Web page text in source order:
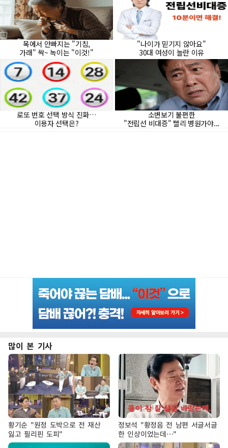
많이 본 기사
황기순 "원정 도박으로 전 재산
잃고 필리핀 도피"
정보석 "황정음 전 남편 서글서글
한 인상이었는데…"